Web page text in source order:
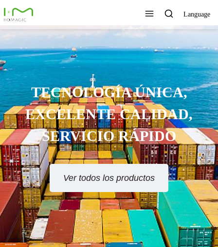
Language
TECNOLOGÍA ÚNICA,
EXCELENTE CALIDAD,
SERVICIO RÁPIDO
Ver todos los productos